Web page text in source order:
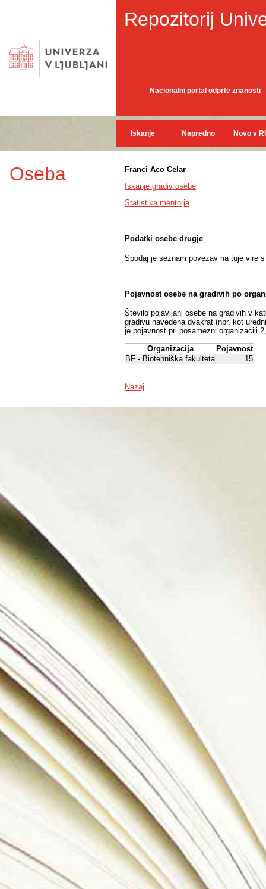
Repozitorij
Nacionalni portal odprte znanosti
Iskanje Napredno Novo v
Oseba
Franci Aco Celar
Iskanje gradiv osebe
Statistika mentorja
Podatki osebe drugje
Spodaj je seznam povezav na tuje vire
Pojavnost osebe na gradivih po
Število pojavljanj osebe na gradivih v
gradivu navedena dvakrat (npr. kot
je pojavnost pri posamezni organizaciji
Organizacija
Pojavnost
BF - Biotehniška fakulteta
15
Nazaj